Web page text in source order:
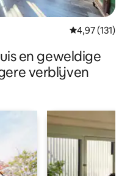
Gemiddelde
4,97 (131)
en geweldige
verblijven